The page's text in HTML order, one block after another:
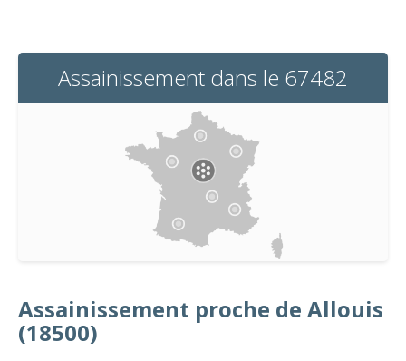
Assainissement dans le 67482
Assainissement proche de Allouis
(18500)